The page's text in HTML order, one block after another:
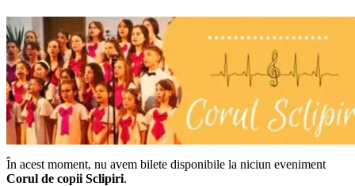
În acest moment, nu avem bilete disponibile la niciun eveniment
Corul de copii Sclipiri.